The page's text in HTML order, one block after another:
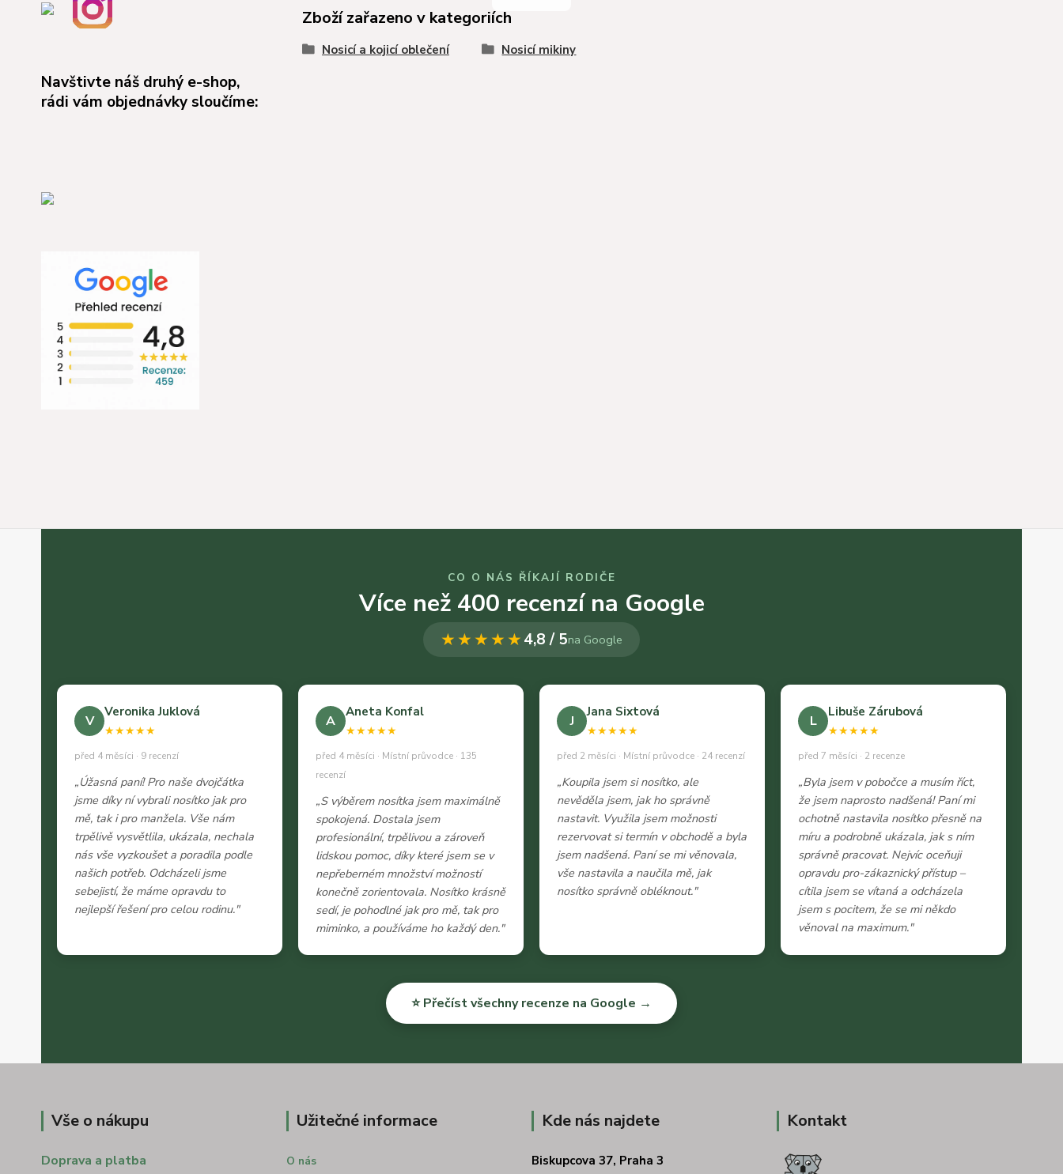
Navštivte náš druhý e-shop,
rádi vám objednávky sloučíme:
Zboží zařazeno v kategoriích
Nosicí a kojicí oblečení Nosicí mikiny
CO O NÁS ŘÍKAJÍ RODIČE
Více než 400 recenzí na Google
★★★★★4,8 / 5na Google
V
Veronika Juklová
★★★★★
před 4 měsíci · 9 recenzí
„Úžasná paní! Pro naše dvojčátka
jsme díky ní vybrali nosítko jak pro
mě, tak i pro manžela. Vše nám
trpělivě vysvětlila, ukázala, nechala
nás vše vyzkoušet a poradila podle
našich potřeb. Odcházeli jsme
sebejistí, že máme opravdu to
nejlepší řešení pro celou rodinu."
A
Aneta Konfal
★★★★★
před 4 měsíci · Místní průvodce · 135
recenzí
„S výběrem nosítka jsem maximálně
spokojená. Dostala jsem
profesionální, trpělivou a zároveň
lidskou pomoc, díky které jsem se v
nepřeberném množství možností
konečně zorientovala. Nosítko krásně
sedí, je pohodlné jak pro mě, tak pro
miminko, a používáme ho každý den."
J
Jana Sixtová
★★★★★
před 2 měsíci · Místní průvodce · 24 recenzí
„Koupila jsem si nosítko, ale
nevěděla jsem, jak ho správně
nastavit. Využila jsem možnosti
rezervovat si termín v obchodě a byla
jsem nadšená. Paní se mi věnovala,
vše nastavila a naučila mě, jak
nosítko správně obléknout."
L
Libuše Zárubová
★★★★★
před 7 měsíci · 2 recenze
„Byla jsem v pobočce a musím říct,
že jsem naprosto nadšená! Paní mi
ochotně nastavila nosítko přesně na
míru a podrobně ukázala, jak s ním
správně pracovat. Nejvíc oceňuji
opravdu pro-zákaznický přístup –
cítila jsem se vítaná a odcházela
jsem s pocitem, že se mi někdo
věnoval na maximum."
⭐ Přečíst všechny recenze na Google →
Vše o nákupu
Doprava a platba
Užitečné informace
O nás
Kde nás najdete
Biskupcova 37, Praha 3
Kontakt